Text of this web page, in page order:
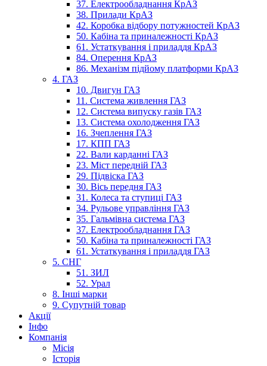
37. Електрообладнання КрАЗ
38. Прилади КрАЗ
42. Коробка відбору потужностей КрАЗ
50. Кабіна та приналежності КрАЗ
61. Устаткування і приладдя КрАЗ
84. Оперення КрАЗ
86. Механізм підйому платформи КрАЗ
4. ГАЗ
10. Двигун ГАЗ
11. Система живлення ГАЗ
12. Система випуску газів ГАЗ
13. Система охолодження ГАЗ
16. Зчеплення ГАЗ
17. КПП ГАЗ
22. Вали карданні ГАЗ
23. Міст передній ГАЗ
29. Підвіска ГАЗ
30. Вісь передня ГАЗ
31. Колеса та ступиці ГАЗ
34. Рульове управління ГАЗ
35. Гальмівна система ГАЗ
37. Електрообладнання ГАЗ
50. Кабіна та приналежності ГАЗ
61. Устаткування і приладдя ГАЗ
5. СНГ
51. ЗИЛ
52. Урал
8. Інші марки
9. Супутній товар
Акції
Інфо
Компанія
Місія
Історія